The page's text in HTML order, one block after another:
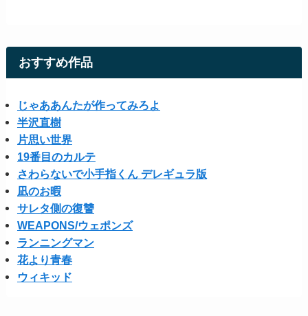
おすすめ作品
じゃああんたが作ってみろよ
半沢直樹
片思い世界
19番目のカルテ
さわらないで小手指くん デレギュラ版
凪のお暇
サレタ側の復讐
WEAPONS/ウェポンズ
ランニングマン
花より青春
ウィキッド